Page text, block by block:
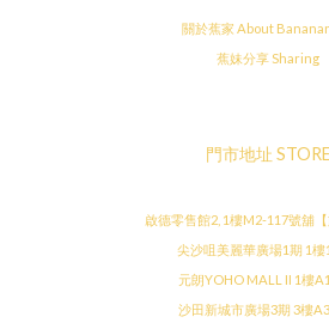
關於蕉家 About
蕉妹分享 Sharing
門市地址 STORE
啟德零售館2, 1樓M2-117號舖【
尖沙咀美麗華廣場1期 1樓
元朗YOHO MALL II 1樓
沙田新城市廣場3期 3樓